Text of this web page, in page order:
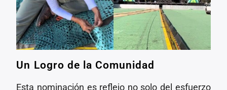
Un Logro de la Comunidad
Esta nominación es reflejo no solo del esfuerzo